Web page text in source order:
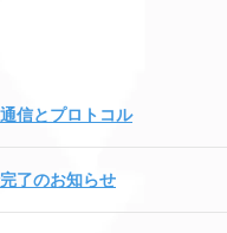
信とプロトコル
了のお知らせ